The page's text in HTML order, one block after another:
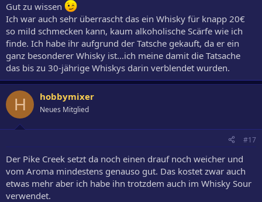
Gut zu wissen
Ich war auch sehr überrascht das ein Whisky für knapp 20€
so mild schmecken kann, kaum alkoholische Scärfe wie ich
finde. Ich habe ihr aufgrund der Tatsche gekauft, da er ein
ganz besonderer Whisky ist...ich meine damit die Tatsache
das bis zu 30-jährige Whiskys darin verblendet wurden.
H hobbymixer
Neues Mitglied
#17
Der Pike Creek setzt da noch einen drauf noch weicher und
vom Aroma mindestens genauso gut. Das kostet zwar auch
etwas mehr aber ich habe ihn trotzdem auch im Whisky Sour
verwendet.